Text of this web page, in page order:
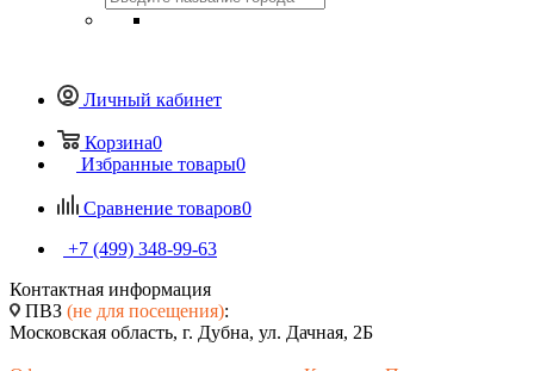
Личный кабинет
Корзина0
Избранные товары0
Сравнение товаров0
+7 (499) 348-99-63
Контактная информация
ПВЗ (не для посещения):
Московская область, г. Дубна, ул. Дачная, 2Б